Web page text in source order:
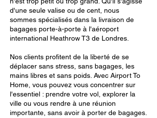
d'une seule valise ou de cent, nous
sommes spécialisés dans la livraison de
bagages porte-à-porte à l'aéroport
international Heathrow T3 de Londres.
Nos clients profitent de la liberté de se
déplacer sans stress, sans bagages, les
mains libres et sans poids. Avec Airport To
Home, vous pouvez vous concentrer sur
l'essentiel : prendre votre vol, explorer la
ville ou vous rendre à une réunion
importante, sans avoir à porter de bagages.